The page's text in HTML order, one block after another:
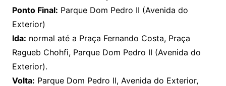
Ponto Final: Parque Dom Pedro II (Avenida do
Exterior)
Ida: normal até a Praça Fernando Costa, Praça
Ragueb Chohfi, Parque Dom Pedro II (Avenida do
Exterior).
Volta: Parque Dom Pedro II, Avenida do Exterior,